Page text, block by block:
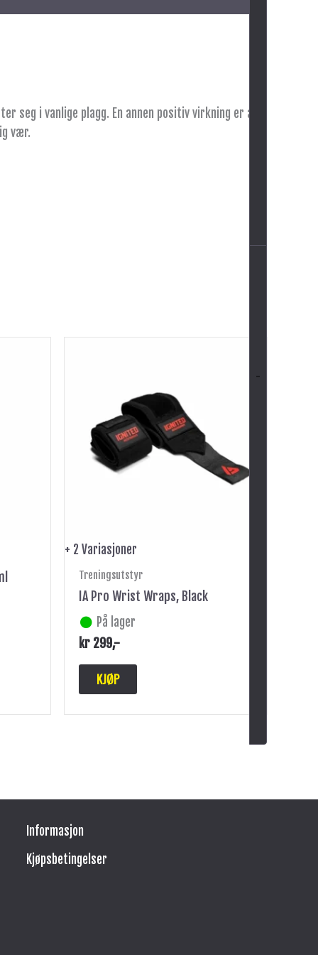
-
i vanlige plagg. En annen positiv virkning er at
vær.
+ 2 Variasjoner
Treningsutstyr
IA Pro Wrist Wraps, Black
På lager
kr 299,-
KJØP
flere
varianter.
Alternativene
kan
Informasjon
Kjøpsbetingelser